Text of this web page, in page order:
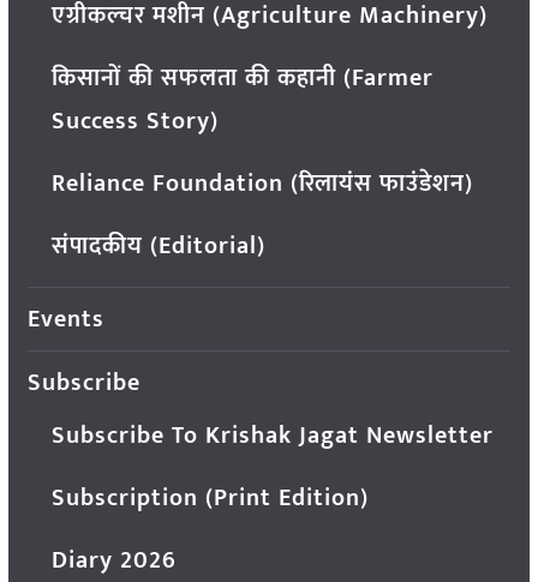
एग्रीकल्चर मशीन (Agriculture Machinery)
किसानों की सफलता की कहानी (Farmer
Success Story)
Reliance Foundation (रिलायंस फाउंडेशन)
संपादकीय (Editorial)
Events
Subscribe
Subscribe To Krishak Jagat Newsletter
Subscription (Print Edition)
Diary 2026